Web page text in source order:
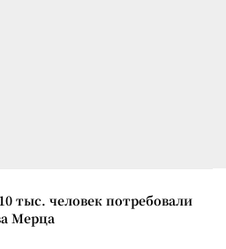
тыс. человек потребовали
Мерца